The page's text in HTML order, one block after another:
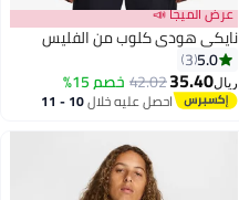
عرض الميجا 📣
نايكي هودي كلوب من الفليس
5.0
3
ريال35.40
42.02خصم 15%
احصل عليه خلال 10 - 11